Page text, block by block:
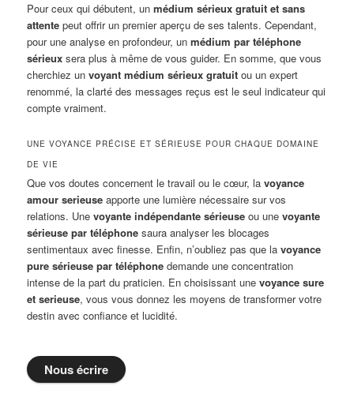
Pour ceux qui débutent, unmédium sérieux gratuit et sans
attente peut offrir un premier aperçu de ses talents. Cependant,
pour une analyse en profondeur, unmédium par téléphone
sérieux sera plus à même de vous guider. En somme, que vous
cherchiez unvoyant médium sérieux gratuit ou un expert
renommé, la clarté des messages reçus est le seul indicateur qui
compte vraiment.
UNE VOYANCE PRÉCISE ET SÉRIEUSE POUR CHAQUE DOMAINE
DE VIE
Que vos doutes concernent le travail ou le cœur, lavoyance
amour serieuse apporte une lumière nécessaire sur vos
relations. Unevoyante indépendante sérieuse ou unevoyante
sérieuse par téléphone saura analyser les blocages
sentimentaux avec finesse. Enfin, n’oubliez pas que lavoyance
pure sérieuse par téléphone demande une concentration
intense de la part du praticien. En choisissant unevoyance sure
et serieuse, vous vous donnez les moyens de transformer votre
destin avec confiance et lucidité.
Nous écrire